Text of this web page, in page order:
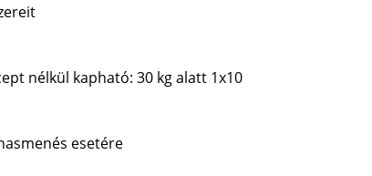
nélkül kapható: 30 kg alatt 1x10
esetére